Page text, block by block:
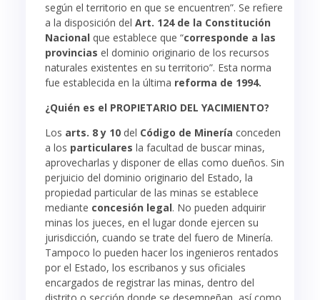
según el territorio en que se encuentren”. Se refiere
a la disposición del Art. 124 de la Constitución
Nacional que establece que “corresponde a las
provincias el dominio originario de los recursos
naturales existentes en su territorio”. Esta norma
fue establecida en la última reforma de 1994.
¿Quién es el PROPIETARIO DEL YACIMIENTO?
Los arts. 8 y 10 del Código de Minería conceden
a los particulares la facultad de buscar minas,
aprovecharlas y disponer de ellas como dueños. Sin
perjuicio del dominio originario del Estado, la
propiedad particular de las minas se establece
mediante concesión legal. No pueden adquirir
minas los jueces, en el lugar donde ejercen su
jurisdicción, cuando se trate del fuero de Minería.
Tampoco lo pueden hacer los ingenieros rentados
por el Estado, los escribanos y sus oficiales
encargados de registrar las minas, dentro del